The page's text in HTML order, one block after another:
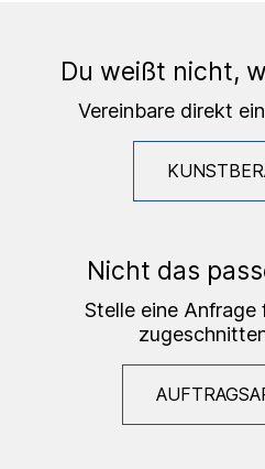
Du weißt nicht,
Vereinbare direkt
Nicht das
Stelle eine Anfrage